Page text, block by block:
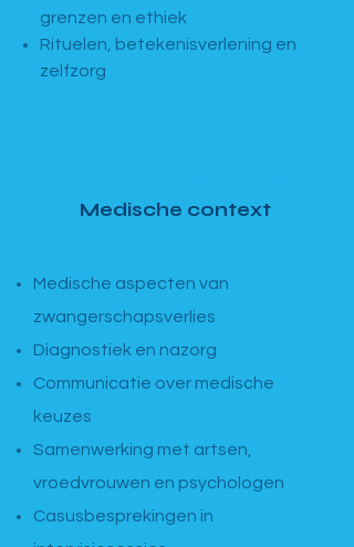
grenzen en ethiek
Rituelen, betekenisverlening en
zelfzorg
Medische context
Medische aspecten van
zwangerschapsverlies
Diagnostiek en nazorg
Communicatie over medische
keuzes
Samenwerking met artsen,
vroedvrouwen en psychologen
Casusbesprekingen in